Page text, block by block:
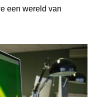
een wereld van